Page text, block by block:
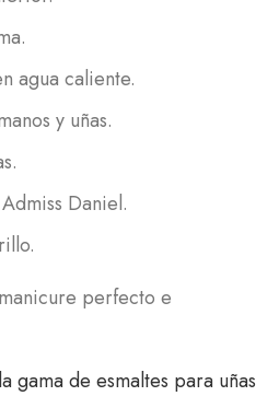
agua caliente.
y uñas.
Daniel.
perfecto e
la gama de esmaltes para uñas